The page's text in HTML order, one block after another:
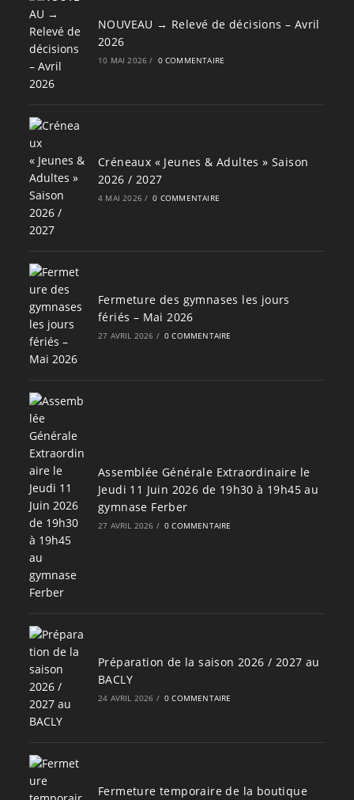
NOUVEAU → Relevé de décisions – Avril
2026
10 MAI 2026 / 0 COMMENTAIRE
Créneaux « Jeunes & Adultes » Saison
2026 / 2027
4 MAI 2026 / 0 COMMENTAIRE
Fermeture des gymnases les jours
fériés – Mai 2026
27 AVRIL 2026 / 0 COMMENTAIRE
Assemblée Générale Extraordinaire le
Jeudi 11 Juin 2026 de 19h30 à 19h45 au
gymnase Ferber
27 AVRIL 2026 / 0 COMMENTAIRE
Préparation de la saison 2026 / 2027 au
BACLY
24 AVRIL 2026 / 0 COMMENTAIRE
Fermeture temporaire de la boutique